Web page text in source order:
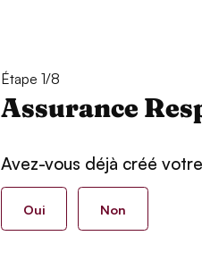
Étape 1/8
Assurance
Avez-vous déjà créé
Oui Non